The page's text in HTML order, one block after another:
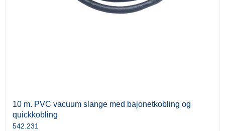
10 m. PVC vacuum slange med bajonetkobling og
quickkobling
542.231